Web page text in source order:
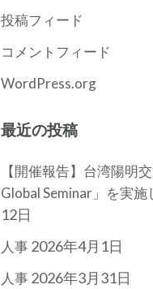
投稿フィード
コメントフィード
WordPress.org
最近の投稿
【開催報告】台湾陽明
Global Seminar」を実施
12日
人事2026年4月1日
人事2026年3月31日